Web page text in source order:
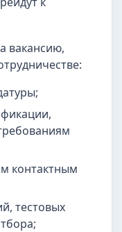
вакансию,
контактным
тестовых